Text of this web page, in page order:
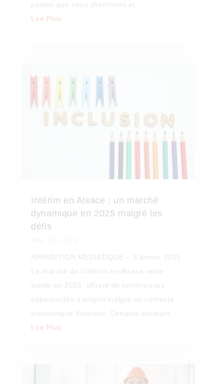
postes que nous cherchons et...
Lire Plus
Intérim en Alsace : un marché
dynamique en 2025 malgré les
défis
APPARITION MEDIATIQUE – 5 février 2025
Le marché de l’intérim en Alsace reste
solide en 2025, offrant de nombreuses
opportunités d’emploi malgré un contexte
économique fluctuant. Certains secteurs...
Lire Plus